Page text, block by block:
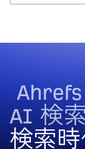
AI 検
検索